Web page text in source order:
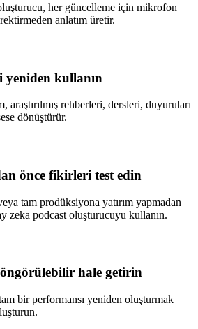
her güncelleme için mikrofon
anlatım üretir.
yeniden kullanın
araştırılmış rehberleri, dersleri, duyuruları
dönüştürür.
önce fikirleri test edin
tam prodüksiyona yatırım yapmadan
zeka podcast oluşturucuyu kullanın.
hale getirin
bir performansı yeniden oluşturmak